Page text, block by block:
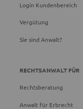
Login Kundenbereich
Vergütung
Sie sind Anwalt?
RECHTSANWALT FÜR
Rechtsberatung
Anwalt für Erbrecht